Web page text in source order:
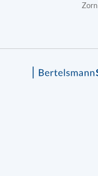
Zorn